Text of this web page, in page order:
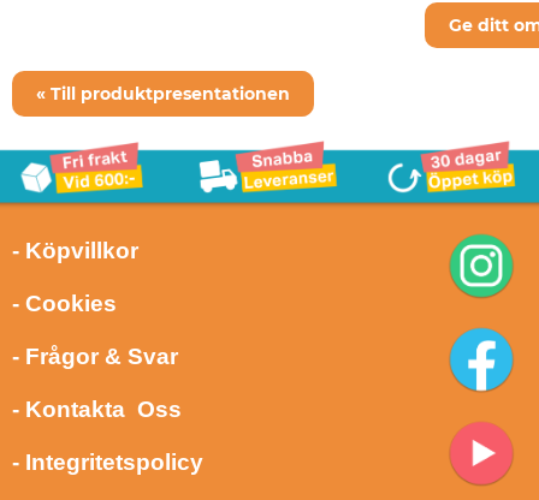
Ge ditt
« Till produktpresentationen
- Köpvillkor
- Cookies
- Frågor & Svar
- Kontakta Oss
- Integritetspolicy